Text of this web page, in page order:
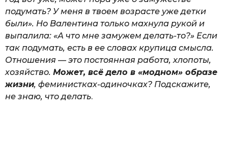
подумать? У меня в твоем возрасте уже детки
были». Но Валентина только махнула рукой и
выпалила: «А что мне замужем делать-то?» Если
так подумать, есть в ее словах крупица смысла.
Отношения — это постоянная работа, хлопоты,
хозяйство. Может, всё дело в «модном» образе
жизни, феминистках-одиночках? Подскажите,
не знаю, что делать.